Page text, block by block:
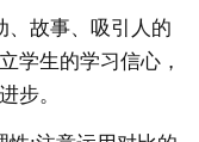
、故事、吸引人的
学生的学习信心，
步。